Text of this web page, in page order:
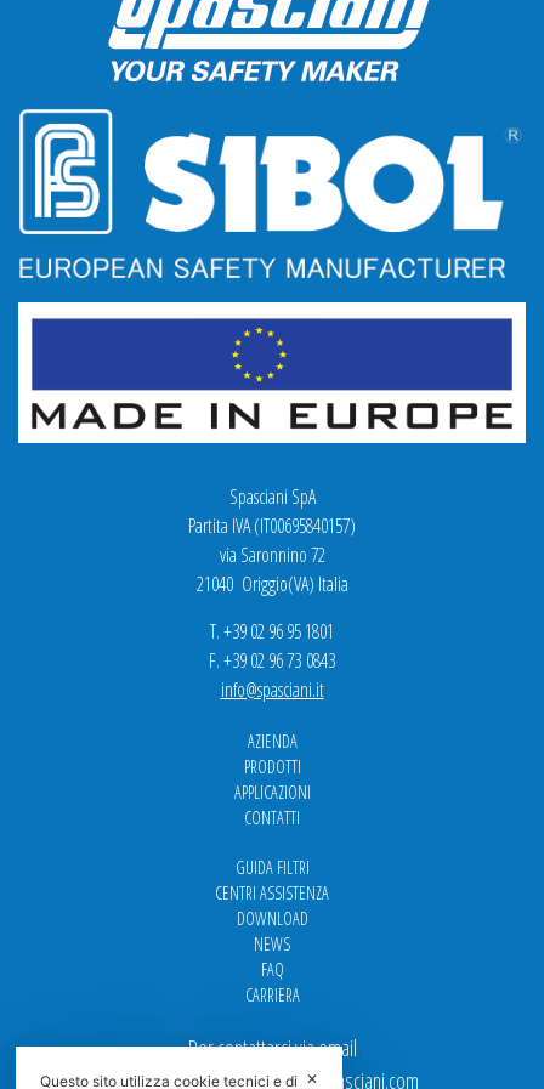
Spasciani SpA
Partita IVA (IT00695840157)
via Saronnino 72
21040 Origgio(VA) Italia
T. +39 02 96 95 1801
F. +39 02 96 73 0843
info@spasciani.it
AZIENDA
PRODOTTI
APPLICAZIONI
CONTATTI
GUIDA FILTRI
CENTRI ASSISTENZA
DOWNLOAD
NEWS
FAQ
CARRIERA
Per contattarci via email
Ufficio Vendite: italy.sales@spasciani.com
✕
Questo sito utilizza cookie tecnici e di